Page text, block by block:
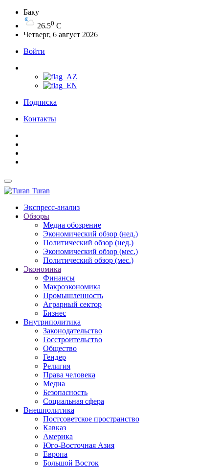
Баку
26.50 C
Четверг, 6 август 2026
Войти
Подписка
Контакты
Turan
Экспресс-анализ
Обзоры
Медиа обозрение
Экономический обзор (нед.)
Политический обзор (нед.)
Экономический обзор (мес.)
Политический обзор (мес.)
Экономика
Финансы
Макроэкономика
Промышленность
Аграрный сектор
Бизнес
Внутриполитика
Законодательство
Госстроительство
Общество
Гендер
Религия
Права человека
Медиа
Безопасность
Социальная сфера
Внешполитика
Постсоветское пространство
Кавказ
Америка
Юго-Восточная Азия
Европа
Большой Восток